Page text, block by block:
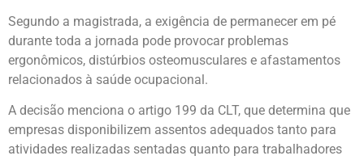
Segundo a magistrada, a exigência de permanecer em pé
durante toda a jornada pode provocar problemas
ergonômicos, distúrbios osteomusculares e afastamentos
relacionados à saúde ocupacional.
A decisão menciona o artigo 199 da CLT, que determina que
empresas disponibilizem assentos adequados tanto para
atividades realizadas sentadas quanto para trabalhadores